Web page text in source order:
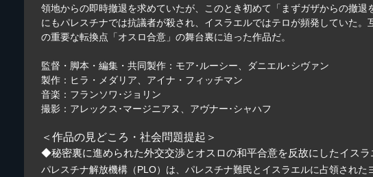
領地からの即時撤退を求めていたが、このとき初めて「まずガザからの撤
にもパレスチナでは抗議者が殺され、イスラエルではテロが頻発していた
の重要な転換点「オスロ合意」の舞台裏に迫った作品だ。
監督・脚本・編集・共同製作：モア･ルーシー、ダニエル･シヴァン
製作：ヒラ・メダリア、アイナ・フィッチマン
音楽：フランソワ･ジョリン
撮影：アレックス･マージニアヌ、アヴナー･シャハフ
＜作品の見どころ・社会問題提起＞
◆秘密裏に進められた外交交渉とオスロの和平合意を反故にしたイスラ
パレスチナ解放機構（PLO）は、パレスチナ難民とイスラエルに占領され